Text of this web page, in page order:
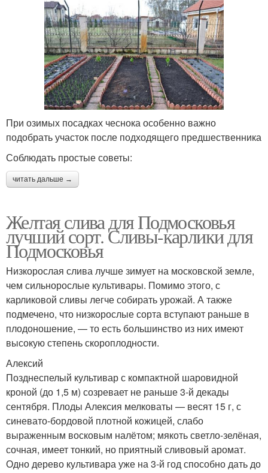
При озимых посадках чеснока особенно важно
подобрать участок после подходящего предшественника
Соблюдать простые советы:
читать дальше →
Желтая слива для Подмосковья
лучший сорт. Сливы-карлики для
Подмосковья
Низкорослая слива лучше зимует на московской земле,
чем сильнорослые культивары. Помимо этого, с
карликовой сливы легче собирать урожай. А также
подмечено, что низкорослые сорта вступают раньше в
плодоношение, — то есть большинство из них имеют
высокую степень скороплодности.
Алексий
Позднеспелый культивар с компактной шаровидной
кроной (до 1,5 м) созревает не раньше 3-й декады
сентября. Плоды Алексия мелковаты — весят 15 г, с
синевато-бордовой плотной кожицей, слабо
выраженным восковым налётом; мякоть светло-зелёная,
сочная, имеет тонкий, но приятный сливовый аромат.
Одно дерево культивара уже на 3-й год способно дать до